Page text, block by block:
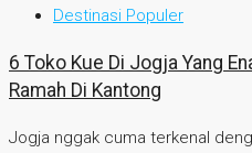
Destinasi Populer
6 Toko Kue Di Jogja Yang
Ramah Di Kantong
Jogja nggak cuma terkenal